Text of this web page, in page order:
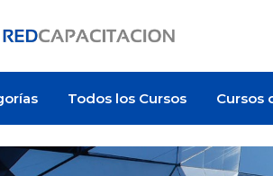
Todos los Cursos Cursos